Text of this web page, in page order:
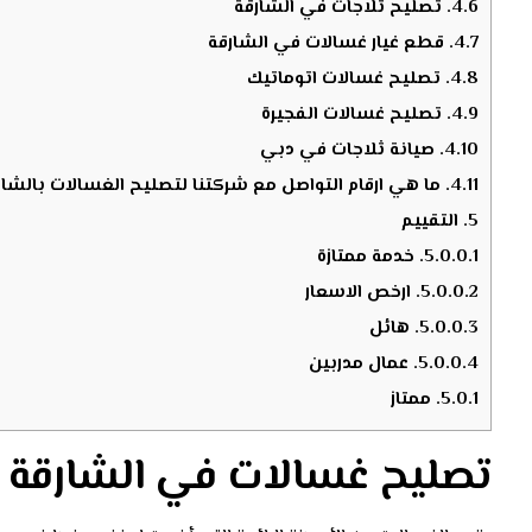
4.6. تصليح ثلاجات في الشارقة
4.7. قطع غيار غسالات في الشارقة
4.8. تصليح غسالات اتوماتيك
4.9. تصليح غسالات الفجيرة
4.10. صيانة ثلاجات في دبي
4.11. ما هي ارقام التواصل مع شركتنا لتصليح الغسالات
5. التقييم
5.0.0.1. خدمة ممتازة
5.0.0.2. ارخص الاسعار
5.0.0.3. هائل
5.0.0.4. عمال مدربين
5.0.1. ممتاز
تصليح غسالات في الشارقة